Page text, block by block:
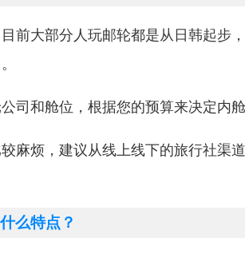
前大部分人玩邮轮都是从日韩起步
司和舱位，根据您的预算来决定内
麻烦，建议从线上线下的旅行社渠
么特点？